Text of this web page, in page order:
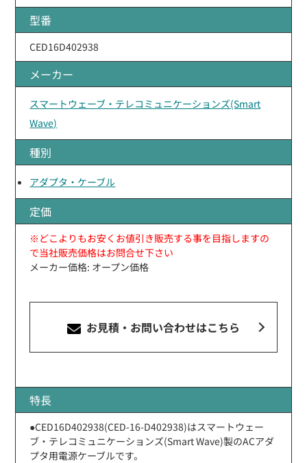
型番
CED16D402938
メーカー
スマートウェーブ・テレコミュニケーションズ(Smart
Wave)
種別
アダプタ・ケーブル
定価
※どこよりもお安くお値引き販売する事を目指しますの
で当社販売価格はお問合せ下さい
メーカー価格: オープン価格
お見積・お問い合わせはこちら
特長
●CED16D402938(CED-16-D402938)はスマートウェー
ブ・テレコミュニケーションズ(Smart Wave)製のACアダ
プタ用電源ケーブルです。